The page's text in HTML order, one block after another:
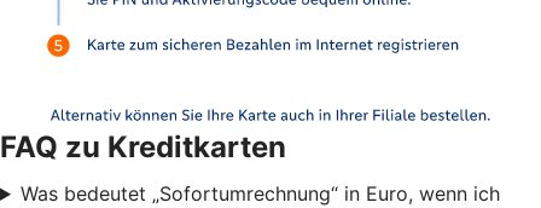
FAQ zu Kreditkarten
Was bedeutet „Sofortumrechnung“ in Euro, wenn ich